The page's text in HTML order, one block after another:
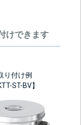
けできます
り付け例
ST-BV】